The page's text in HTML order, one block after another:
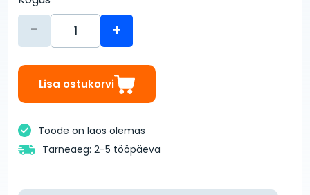
- +
Lisa ostukorvi
Toode on laos olemas
Tarneaeg: 2-5 tööpäeva